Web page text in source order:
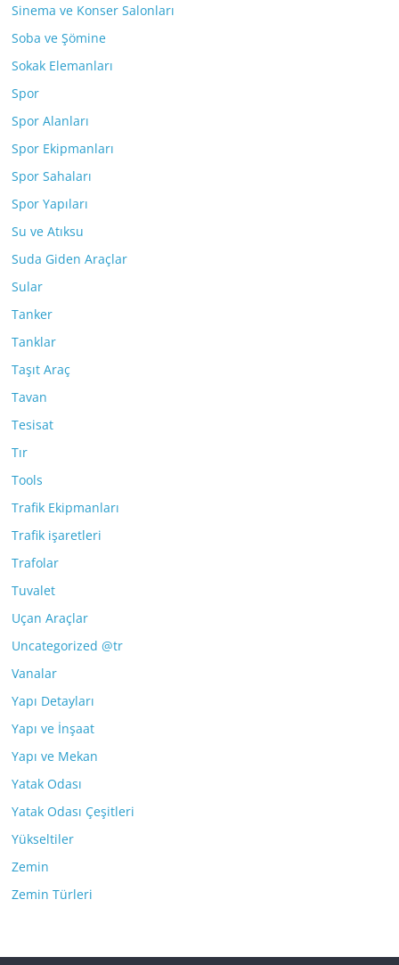
Sinema ve Konser Salonları
Soba ve Şömine
Sokak Elemanları
Spor
Spor Alanları
Spor Ekipmanları
Spor Sahaları
Spor Yapıları
Su ve Atıksu
Suda Giden Araçlar
Sular
Tanker
Tanklar
Taşıt Araç
Tavan
Tesisat
Tır
Tools
Trafik Ekipmanları
Trafik işaretleri
Trafolar
Tuvalet
Uçan Araçlar
Uncategorized @tr
Vanalar
Yapı Detayları
Yapı ve İnşaat
Yapı ve Mekan
Yatak Odası
Yatak Odası Çeşitleri
Yükseltiler
Zemin
Zemin Türleri